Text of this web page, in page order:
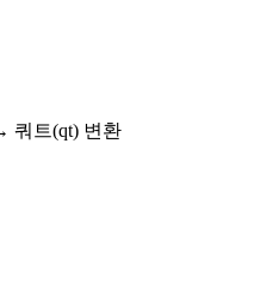
쿼트(qt) 변환